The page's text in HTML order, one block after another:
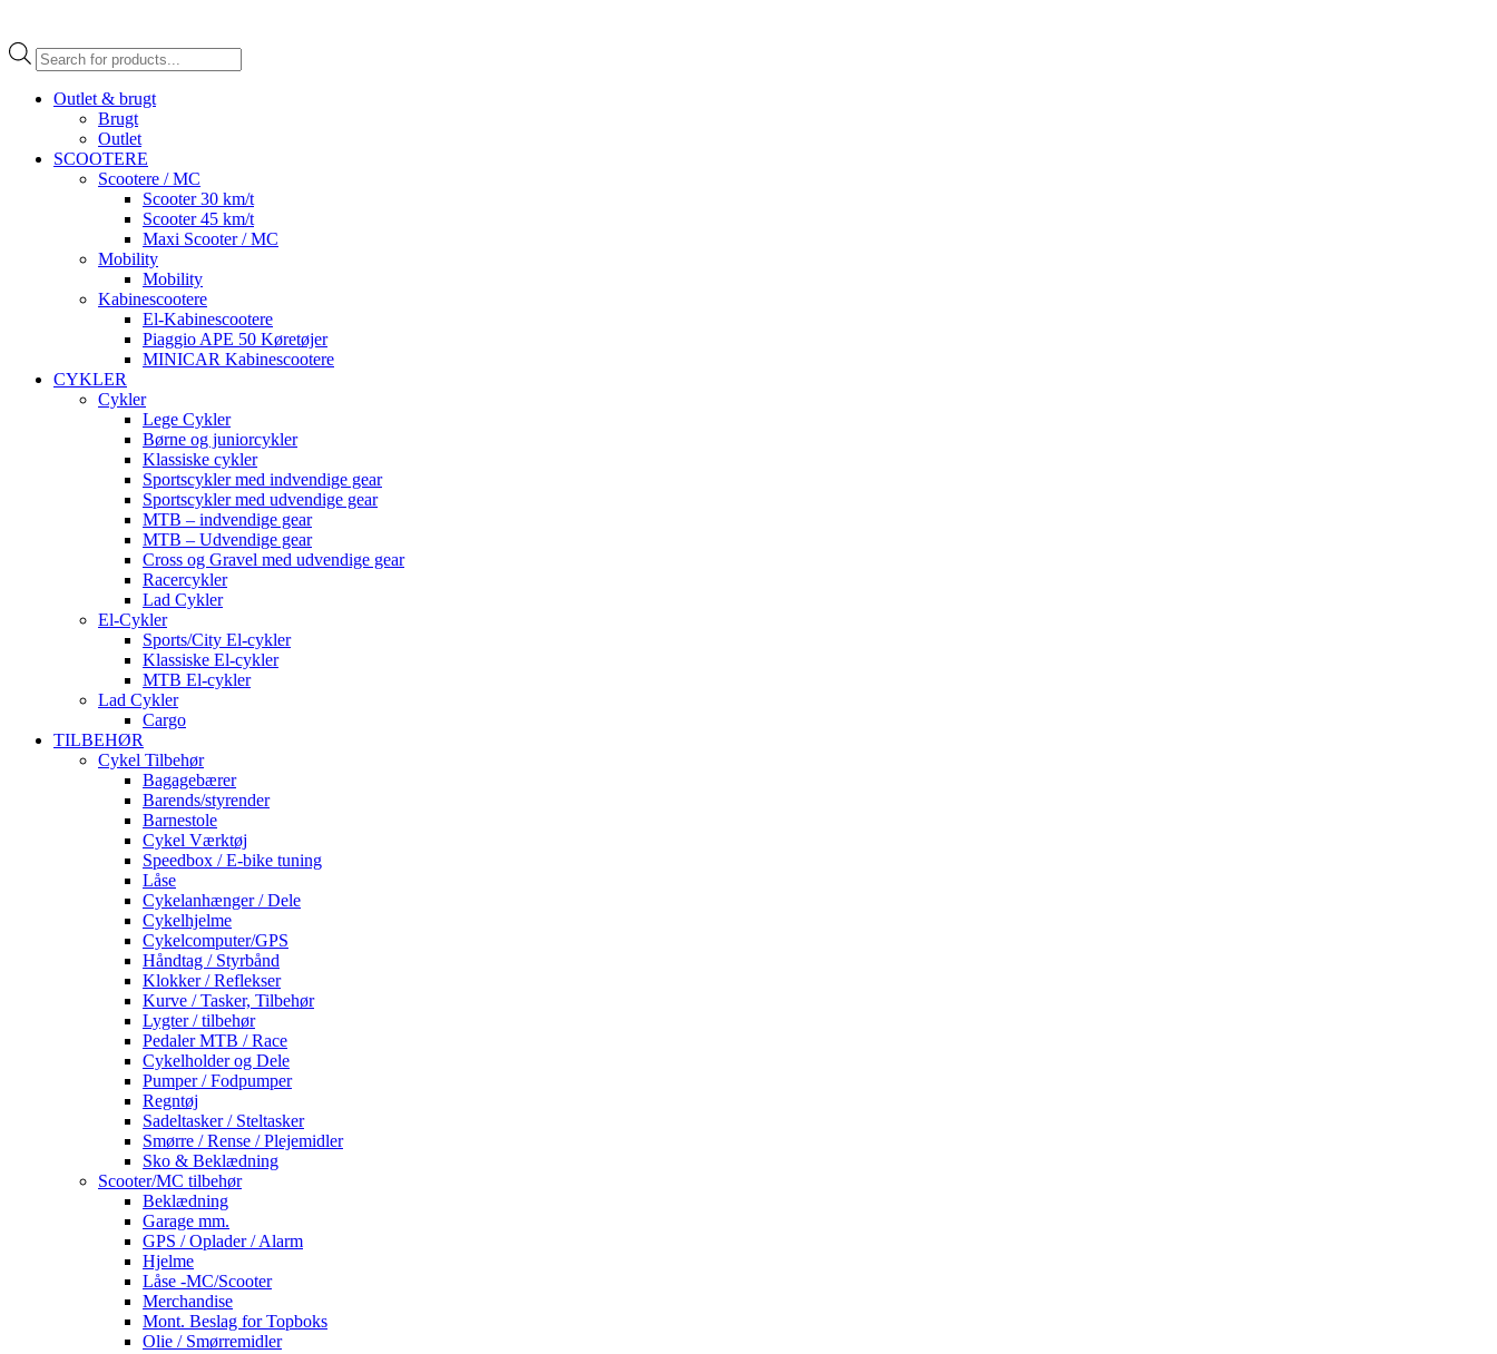
Products
search
Outlet & brugt
Brugt
Outlet
SCOOTERE
Scootere / MC
Scooter 30 km/t
Scooter 45 km/t
Maxi Scooter / MC
Mobility
Mobility
Kabinescootere
El-Kabinescootere
Piaggio APE 50 Køretøjer
MINICAR Kabinescootere
CYKLER
Cykler
Lege Cykler
Børne og juniorcykler
Klassiske cykler
Sportscykler med indvendige gear
Sportscykler med udvendige gear
MTB – indvendige gear
MTB – Udvendige gear
Cross og Gravel med udvendige gear
Racercykler
Lad Cykler
El-Cykler
Sports/City El-cykler
Klassiske El-cykler
MTB El-cykler
Lad Cykler
Cargo
TILBEHØR
Cykel Tilbehør
Bagagebærer
Barends/styrender
Barnestole
Cykel Værktøj
Speedbox / E-bike tuning
Låse
Cykelanhænger / Dele
Cykelhjelme
Cykelcomputer/GPS
Håndtag / Styrbånd
Klokker / Reflekser
Kurve / Tasker, Tilbehør
Lygter / tilbehør
Pedaler MTB / Race
Cykelholder og Dele
Pumper / Fodpumper
Regntøj
Sadeltasker / Steltasker
Smørre / Rense / Plejemidler
Sko & Beklædning
Scooter/MC tilbehør
Beklædning
Garage mm.
GPS / Oplader / Alarm
Hjelme
Låse -MC/Scooter
Merchandise
Mont. Beslag for Topboks
Olie / Smørremidler